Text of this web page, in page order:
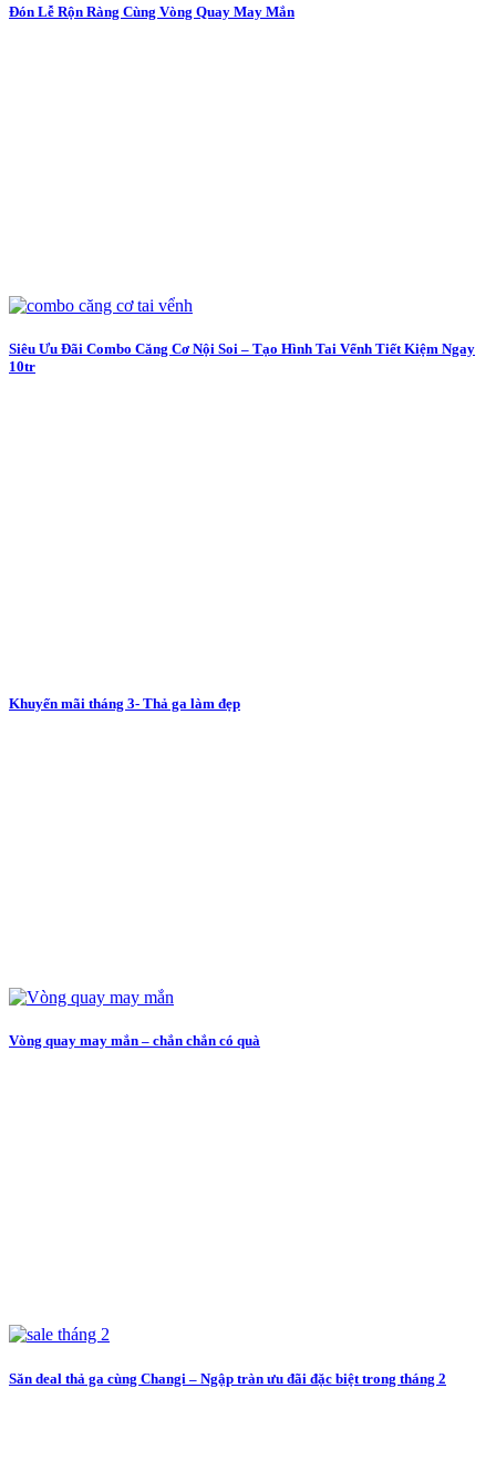
Đón Lễ Rộn Ràng Cùng Vòng Quay May Mắn
Siêu Ưu Đãi Combo Căng Cơ Nội Soi – Tạo Hình Tai Vểnh Tiết Kiệm Ngay
10tr
Khuyến mãi tháng 3- Thả ga làm đẹp
Vòng quay may mắn – chắn chắn có quà
Săn deal thả ga cùng Changi – Ngập tràn ưu đãi đặc biệt trong tháng 2